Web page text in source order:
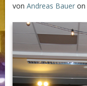
von Andreas Bauer on